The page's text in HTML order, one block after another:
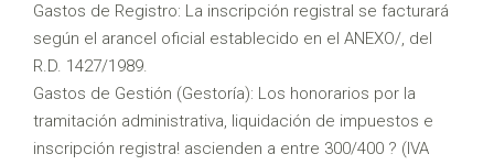
Gastos de Registro: La inscripción registral se facturará
según el arancel oficial establecido en el ANEXO/, del
R.D. 1427/1989.
Gastos de Gestión (Gestoría): Los honorarios por la
tramitación administrativa, liquidación de impuestos e
inscripción registra! ascienden a entre 300/400 ? (IVA